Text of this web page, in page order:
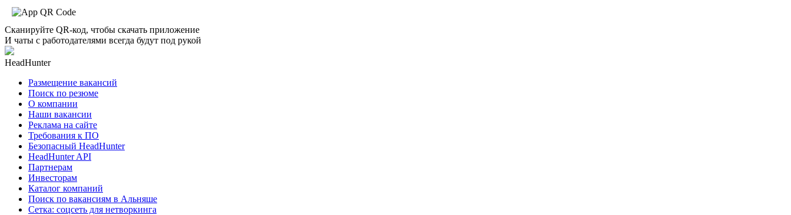
Сканируйте QR-код, чтобы скачать приложение
И чаты с работодателями всегда будут под рукой
HeadHunter
Размещение вакансий
Поиск по резюме
О компании
Наши вакансии
Реклама на сайте
Требования к ПО
Безопасный HeadHunter
HeadHunter API
Партнерам
Инвесторам
Каталог компаний
Поиск по вакансиям в Альняше
Сетка: соцсеть для нетворкинга